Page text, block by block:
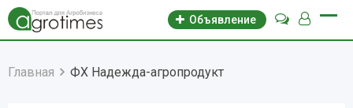
Объявление
Главная ФХ Надежда-агропродукт